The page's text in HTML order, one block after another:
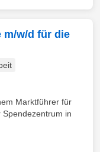
m/w/d für die
Marktführer für
in